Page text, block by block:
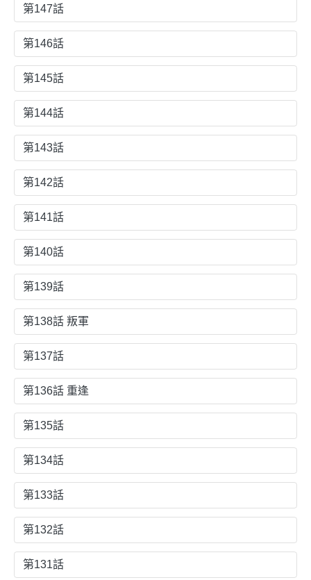
第147話
第146話
第145話
第144話
第143話
第142話
第141話
第140話
第139話
第138話 叛軍
第137話
第136話 重逢
第135話
第134話
第133話
第132話
第131話